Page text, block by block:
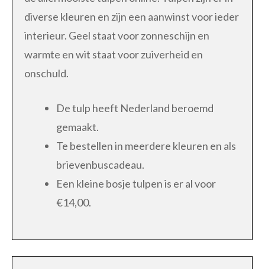
diverse kleuren en zijn een aanwinst voor ieder
interieur. Geel staat voor zonneschijn en
warmte en wit staat voor zuiverheid en
onschuld.
De tulp heeft Nederland beroemd
gemaakt.
Te bestellen in meerdere kleuren en als
brievenbuscadeau.
Een kleine bosje tulpen is er al voor
€14,00.